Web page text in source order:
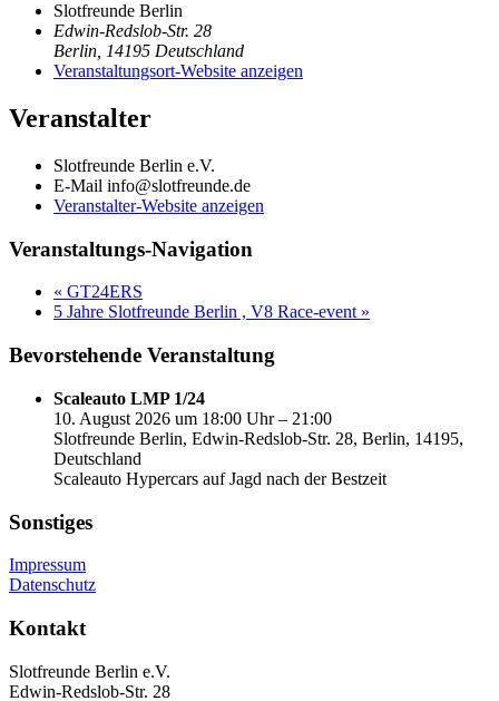
Slotfreunde Berlin
Edwin-Redslob-Str. 28
Berlin 14195 Deutschland
Veranstaltungsort-Website anzeigen
Veranstalter
Slotfreunde Berlin e.V.
E-Mail info@slotfreunde.de
Veranstalter-Website anzeigen
Veranstaltungs-Navigation
« GT24ERS
5 Jahre Slotfreunde Berlin , V8 Race-event »
Bevorstehende Veranstaltung
Scaleauto LMP 1/24
10. August 2026 um 18:00 Uhr – 21:00
Slotfreunde Berlin, Edwin-Redslob-Str. 28, Berlin, 14195,
Deutschland
Scaleauto Hypercars auf Jagd nach der Bestzeit
Sonstiges
Impressum
Datenschutz
Kontakt
Slotfreunde Berlin e.V.
Edwin-Redslob-Str. 28